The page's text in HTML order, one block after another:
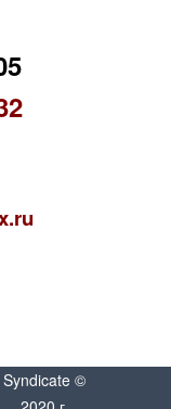
Syndicate ©